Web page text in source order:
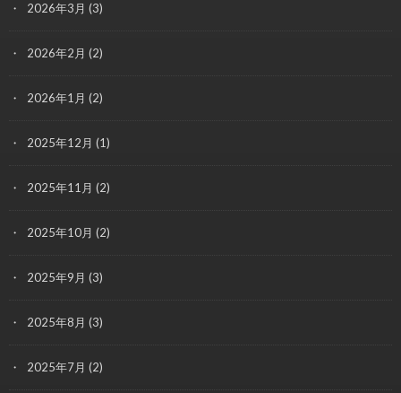
2026年3月 (3)
2026年2月 (2)
2026年1月 (2)
2025年12月 (1)
2025年11月 (2)
2025年10月 (2)
2025年9月 (3)
2025年8月 (3)
2025年7月 (2)